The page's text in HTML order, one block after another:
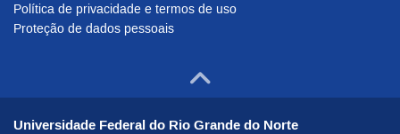
Política de privacidade e termos de uso
Proteção de dados pessoais
Ir para o
Universidade Federal do Rio Grande do Norte